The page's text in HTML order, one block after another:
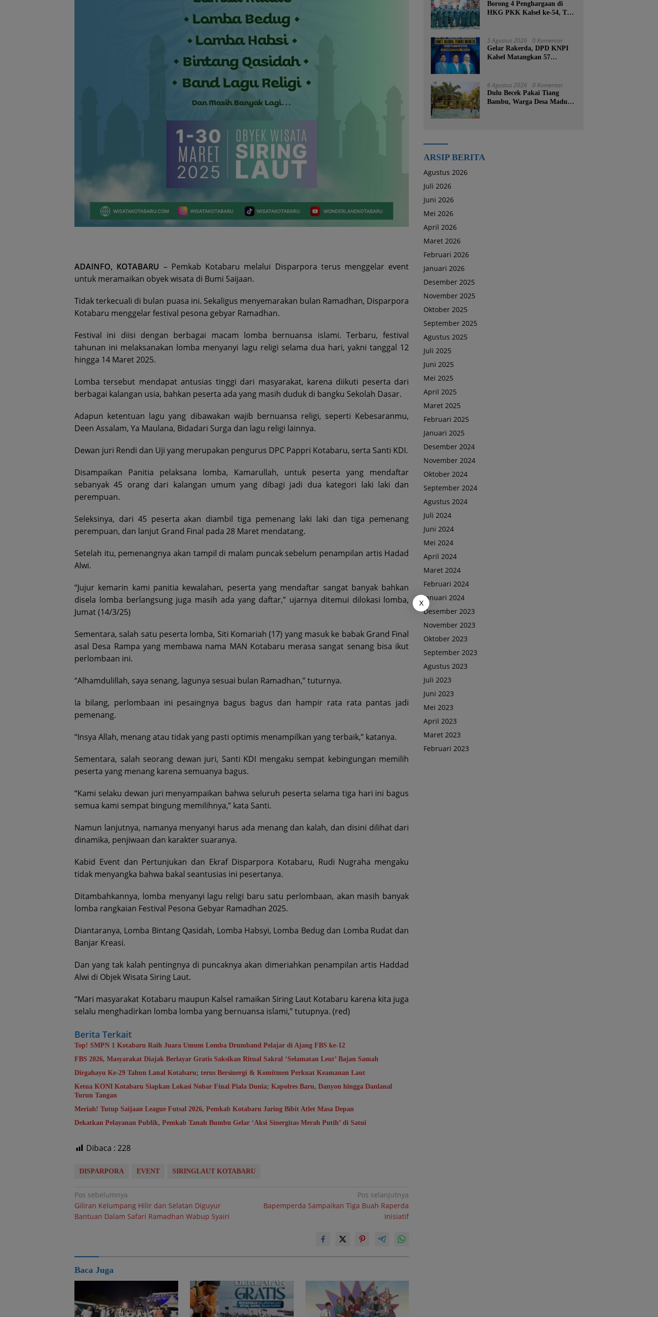
ADAINFO, KOTABARU – Pemkab Kotabaru melalui Disparpora terus menggelar event
untuk meramaikan obyek wisata di Bumi Saijaan.
Tidak terkecuali di bulan puasa ini. Sekaligus menyemarakan bulan Ramadhan, Disparpora
Kotabaru menggelar festival pesona gebyar Ramadhan.
Festival ini diisi dengan berbagai macam lomba bernuansa islami. Terbaru, festival
tahunan ini melaksanakan lomba menyanyi lagu religi selama dua hari, yakni tanggal 12
hingga 14 Maret 2025.
Lomba tersebut mendapat antusias tinggi dari masyarakat, karena diikuti peserta dari
berbagai kalangan usia, bahkan peserta ada yang masih duduk di bangku Sekolah Dasar.
Adapun ketentuan lagu yang dibawakan wajib bernuansa religi, seperti Kebesaranmu,
Deen Assalam, Ya Maulana, Bidadari Surga dan lagu religi lainnya.
Dewan juri Rendi dan Uji yang merupakan pengurus DPC Pappri Kotabaru, serta Santi KDI.
Disampaikan Panitia pelaksana lomba, Kamarullah, untuk peserta yang mendaftar
sebanyak 45 orang dari kalangan umum yang dibagi jadi dua kategori laki laki dan
perempuan.
Seleksinya, dari 45 peserta akan diambil tiga pemenang laki laki dan tiga pemenang
perempuan, dan lanjut Grand Final pada 28 Maret mendatang.
Setelah itu, pemenangnya akan tampil di malam puncak sebelum penampilan artis Hadad
Alwi.
“Jujur kemarin kami panitia kewalahan, peserta yang mendaftar sangat banyak bahkan
disela lomba berlangsung juga masih ada yang daftar,” ujarnya ditemui dilokasi lomba,
Jumat (14/3/25)
Sementara, salah satu peserta lomba, Siti Komariah (17) yang masuk ke babak Grand Final
asal Desa Rampa yang membawa nama MAN Kotabaru merasa sangat senang bisa ikut
perlombaan ini.
“Alhamdulillah, saya senang, lagunya sesuai bulan Ramadhan,” tuturnya.
Ia bilang, perlombaan ini pesaingnya bagus bagus dan hampir rata rata pantas jadi
pemenang.
“Insya Allah, menang atau tidak yang pasti optimis menampilkan yang terbaik,” katanya.
Sementara, salah seorang dewan juri, Santi KDI mengaku sempat kebingungan memilih
peserta yang menang karena semuanya bagus.
“Kami selaku dewan juri menyampaikan bahwa seluruh peserta selama tiga hari ini bagus
semua kami sempat bingung memilihnya,” kata Santi.
Namun lanjutnya, namanya menyanyi harus ada menang dan kalah, dan disini dilihat dari
dinamika, penjiwaan dan karakter suaranya.
Kabid Event dan Pertunjukan dan Ekraf Disparpora Kotabaru, Rudi Nugraha mengaku
tidak menyangka bahwa bakal seantusias ini pesertanya.
Ditambahkannya, lomba menyanyi lagu religi baru satu perlombaan, akan masih banyak
lomba rangkaian Festival Pesona Gebyar Ramadhan 2025.
Diantaranya, Lomba Bintang Qasidah, Lomba Habsyi, Lomba Bedug dan Lomba Rudat dan
Banjar Kreasi.
Dan yang tak kalah pentingnya di puncaknya akan dimeriahkan penampilan artis Haddad
Alwi di Objek Wisata Siring Laut.
“Mari masyarakat Kotabaru maupun Kalsel ramaikan Siring Laut Kotabaru karena kita juga
selalu menghadirkan lomba lomba yang bernuansa islami,” tutupnya. (red)
Berita Terkait
Top! SMPN 1 Kotabaru Raih Juara Umum Lomba Drumband Pelajar di Ajang FBS ke-12
FBS 2026, Masyarakat Diajak Berlayar Gratis Saksikan Ritual Sakral ‘Selamatan Leut’ Bajau Samah
Dirgahayu Ke-29 Tahun Lanal Kotabaru; terus Bersinergi & Komitmen Perkuat Keamanan Laut
Ketua KONI Kotabaru Siapkan Lokasi Nobar Final Piala Dunia; Kapolres Baru, Danyon hingga Danlanal
Turun Tangan
Meriah! Tutup Saijaan League Futsal 2026, Pemkab Kotabaru Jaring Bibit Atlet Masa Depan
Dekatkan Pelayanan Publik, Pemkab Tanah Bumbu Gelar ‘Aksi Sinergitas Merah Putih’ di Satui
Dibaca : 228
DISPARPORA EVENT SIRINGLAUT KOTABARU
Navigasi
pos
Pos sebelumnya
Giliran Kelumpang Hilir dan Selatan Diguyur
Bantuan Dalam Safari Ramadhan Wabup Syairi
Pos selanjutnya
Bapemperda Sampaikan Tiga Buah Raperda
Inisiatif
Baca Juga
Borong 4 Penghargaan di
HKG PKK Kalsel ke-54, TP
Kesejahteraan Keluarga
5 Agustus 2026 0 Komentar
Gelar Rakerda, DPD KNPI
Kalsel Matangkan 57
6 Agustus 2026 0 Komentar
Dulu Becek Pakai Tiang
Bambu, Warga Desa Madu
ARSIP BERITA
Agustus 2026
Juli 2026
Juni 2026
Mei 2026
April 2026
Maret 2026
Februari 2026
Januari 2026
Desember 2025
November 2025
Oktober 2025
September 2025
Agustus 2025
Juli 2025
Juni 2025
Mei 2025
April 2025
Maret 2025
Februari 2025
Januari 2025
Desember 2024
November 2024
Oktober 2024
September 2024
Agustus 2024
Juli 2024
Juni 2024
Mei 2024
April 2024
Maret 2024
Februari 2024
Januari 2024
Desember 2023
November 2023
Oktober 2023
September 2023
Agustus 2023
Juli 2023
Juni 2023
Mei 2023
April 2023
Maret 2023
Februari 2023
X